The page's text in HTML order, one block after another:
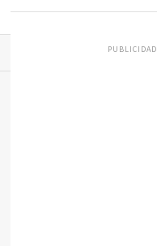
PUBLICIDAD